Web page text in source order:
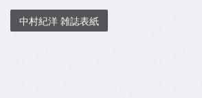
中村紀洋 雑誌表紙